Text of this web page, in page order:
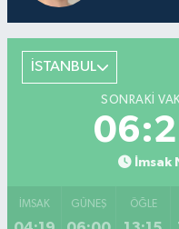
İSTANBUL
SONRAKI
İmsak
İMSAK GÜNEŞ ÖĞLE